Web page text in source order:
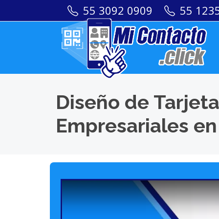
55 3092 0909 55
Diseño de
Empresariales